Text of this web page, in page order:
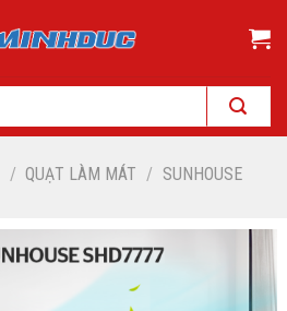
/ QUẠT LÀM MÁT / SUNHOUSE